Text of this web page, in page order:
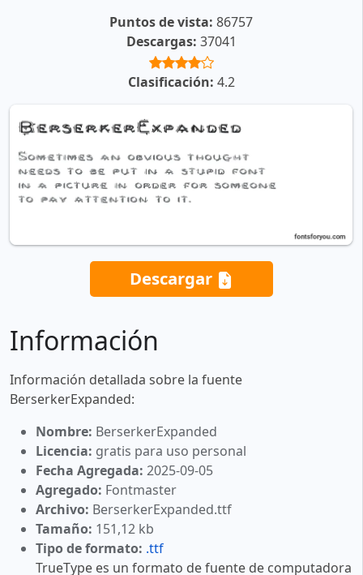
Puntos de vista: 86757
Descargas: 37041
Clasificación: 4.2
Descargar
Información
Información detallada sobre la fuente
BerserkerExpanded:
Nombre: BerserkerExpanded
Licencia: gratis para uso personal
Fecha Agregada: 2025-09-05
Agregado: Fontmaster
Archivo: BerserkerExpanded.ttf
Tamaño: 151,12 kb
Tipo de formato: .ttf
TrueType es un formato de fuente de computadora